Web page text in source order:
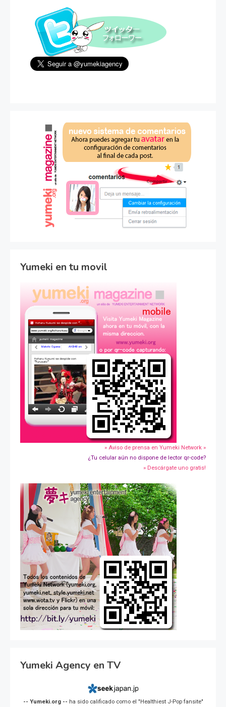
Yumeki en tu movil
» Aviso de prensa en Yumeki Network »
¿Tu celular aún no dispone de lector qr-code?
» Descárgate uno gratis!
Yumeki Agency en TV
-- Yumeki.org -- ha sido calificado como el "Healthiest J-Pop fansite"